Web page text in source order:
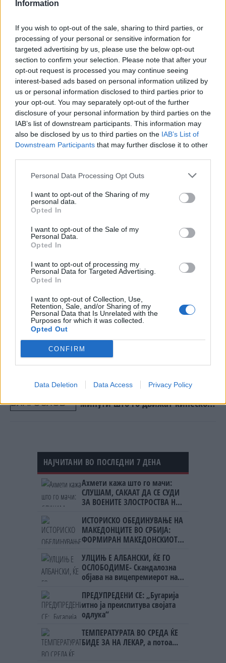
Information
If you wish to opt-out of the sale, sharing to third parties, or
processing of your personal or sensitive information for
targeted advertising by us, please use the below opt-out
section to confirm your selection. Please note that after your
opt-out request is processed you may continue seeing
interest-based ads based on personal information utilized by
us or personal information disclosed to third parties prior to
your opt-out. You may separately opt-out of the further
disclosure of your personal information by third parties on the
IAB’s list of downstream participants. This information may
also be disclosed by us to third parties on the IAB’s List of
Downstream Participants that may further disclose it to other
Personal Data Processing Opt Outs
I want to opt-out of the Sharing of my
personal data.
Opted In
I want to opt-out of the Sale of my
Personal Data.
Opted In
I want to opt-out of processing my
Personal Data for Targeted Advertising.
Opted In
I want to opt-out of Collection, Use,
Retention, Sale, and/or Sharing of my
Personal Data that Is Unrelated with the
Purposes for which it was collected.
Opted Out
CONFIRM
Data Deletion Data Access Privacy Policy
Во интервјуто, тој ја откри и својата „работа од
соништата“: „Секогаш мислев дека најдобрата
работа за мене би била водењето на MGM во
30-тите и 40-тите години. Имаше неверојатен
гламур и стил што сега го нема. А потоа
можевте да ги контролирате ситуациите.“
Вредно откритие и реакции
Купувачот што го пронајде списанието платил
само 1,50 долари за него, а подоцна откри дека
се продава преку интернет за 100 до 150
долари.
Неговата објава ги поттикна другите да ги
споделат своите искуства. „Јас сум еден од
локална продавница за половни работи што
продаваше практично секое издание на
раскази за Стивен Кинг“, напиша еден корисник.
Друг додаде: „Читав некои стари броеви на
изненаден од написите. Темите и дискусиите
беа шокантно прогресивни. Лудо е колку долго
© Vecer.mk, правата за текстот се на редакцијата
Се снима нов македонски трилер
„Голиот Рид“ во режија на Игор
Алексов
ЛЕГАЛНА ДРЕМКА СО БЛАГОСЛОВ
ОД ДРЖАВАТА Златните 20
минути што го движат кинеското
НАЈЧИТАНИ ВО ПОСЛЕДНИ 7 ДЕНА
Ахмети кажа што го мачи:
СЛУШАМ, САКААТ ДА СЕ СУДИ
ЗА ВОЕНИТЕ ЗЛОСТРОСТВА НА
ИСТОРИСКО ОБЕДИНУВАЊЕ НА
МАКЕДОНЦИТЕ ВО СРБИЈА:
ФОРМИРАН МАКЕДОНСКИОТ
УЛЦИЊ Е АЛБАНСКИ, ЌЕ ГО
ОСЛОБОДИМЕ- Скандалозна
објава на вицепремиерот на
ПРЕДУПРЕДЕНИ СЕ: „Бугарија
итно ја преиспитува својата
одлука“
ТЕМПЕРАТУРАТА ВО СРЕДА ЌЕ
БИДЕ ЗА НА ЛЕКАР, а потоа...